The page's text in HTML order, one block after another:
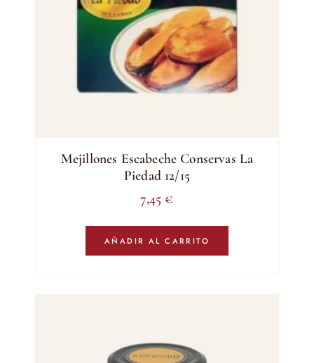
Mejillones Escabeche Conservas La
Piedad 12/15
7,45 €
AÑADIR AL CARRITO